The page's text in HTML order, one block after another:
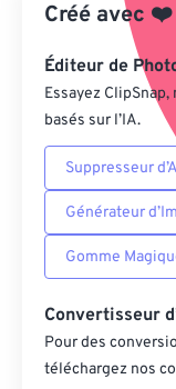
Créé avec ❤️
Éditeur de
Essayez
basés sur l’IA.
Suppresseur
Générateur
Gomme
Convertisseur
Pour des
téléchargez nos